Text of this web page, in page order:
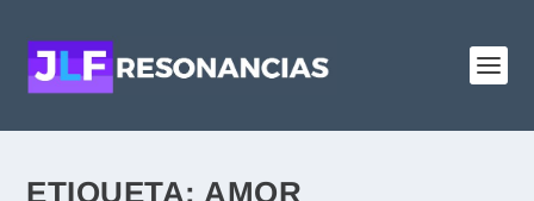
ETIQUETA:AMOR